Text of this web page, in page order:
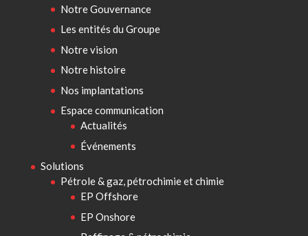
Notre Gouvernance
Les entités du Groupe
Notre vision
Notre histoire
Nos implantations
Espace communication
Actualités
Événements
Solutions
Pétrole & gaz, pétrochimie et chimie
EP Offshore
EP Onshore